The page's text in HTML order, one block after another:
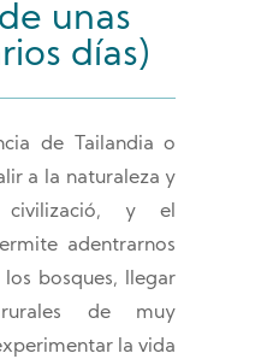
unas
días)
de Tailandia o
a la naturaleza y
y el
adentrarnos
bosques, llegar
de muy
la vida